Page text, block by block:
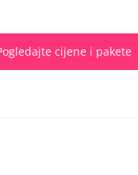
cijene i pakete